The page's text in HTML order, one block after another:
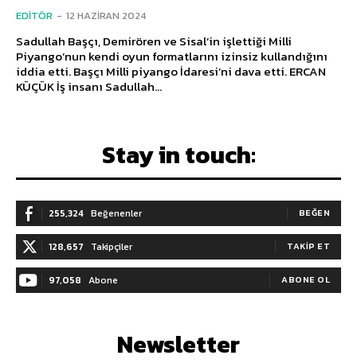
EDITÖR - 12 HAZIRAN 2024
Sadullah Başçı, Demirören ve Sisal’in işlettiği Milli
Piyango’nun kendi oyun formatlarını izinsiz kullandığını
iddia etti. Başçı Milli piyango İdaresi’ni dava etti. ERCAN
KÜÇÜK İş insanı Sadullah...
Stay in touch:
255,324 Beğenenler BEĞEN
128,657 Takipçiler TAKIP ET
97,058 Abone ABONE OL
Newsletter